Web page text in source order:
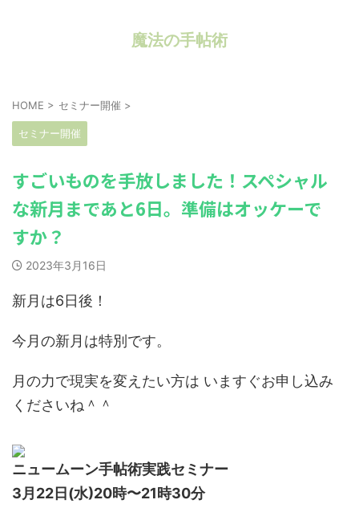
魔法の手帖術
HOME > セミナー開催 >
セミナー開催
すごいものを手放しました！スペシャル
な新月まであと6日。準備はオッケーで
すか？
2023年3月16日
新月は6日後！
今月の新月は特別です。
月の力で現実を変えたい方は いますぐお申し込み
くださいね＾＾
ニュームーン手帖術実践セミナー
3月22日(水)20時〜21時30分